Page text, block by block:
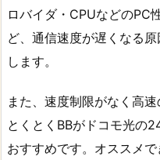
ロバイダ・CPUなどのPC
ど、通信速度が遅くなる
します。
また、速度制限がなく高
とくとくBBがドコモ光の
おすすめです。オススメ